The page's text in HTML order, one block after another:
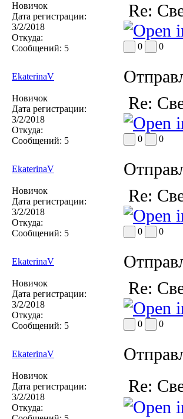
Новичок
Дата регистрации:
3/2/2018
Откуда:
Сообщений: 5
Re:
0 0
EkaterinaV
Новичок
Дата регистрации:
3/2/2018
Откуда:
Сообщений: 5
Re:
0 0
EkaterinaV
Новичок
Дата регистрации:
3/2/2018
Откуда:
Сообщений: 5
Re:
0 0
EkaterinaV
Новичок
Дата регистрации:
3/2/2018
Откуда:
Сообщений: 5
Re:
0 0
EkaterinaV
Новичок
Дата регистрации:
3/2/2018
Откуда:
Re: